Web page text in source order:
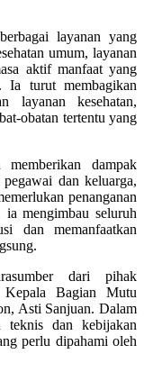
layanan yang
umum, layanan
aktif manfaat yang
Ia turut membagikan
layanan kesehatan,
obatan tertentu yang
memberikan dampak
dan keluarga,
penanganan
mengimbau seluruh
dan memanfaatkan
dari pihak
Kepala Bagian Mutu
Asti Sanjuan. Dalam
teknis dan kebijakan
perlu dipahami oleh